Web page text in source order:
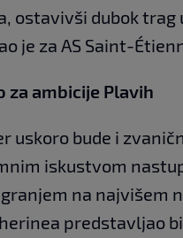
ostavivši dubok trag
je za AS Saint-
za ambicije Plavih
uskoro bude i
iskustvom
na najvišem
predstavljao